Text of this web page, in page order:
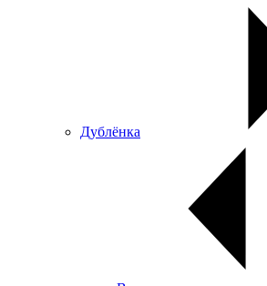
Дублёнка